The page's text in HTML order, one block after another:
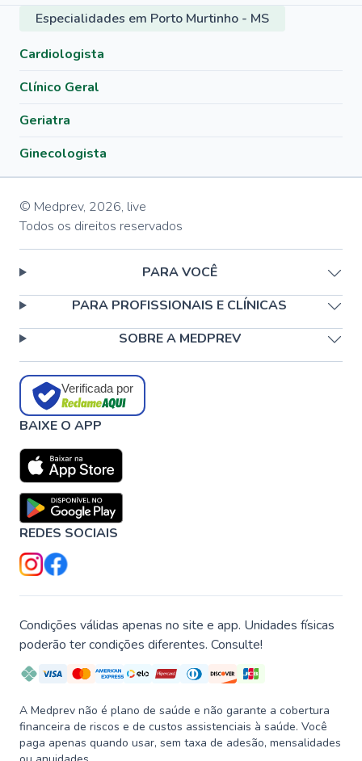
Especialidades em Porto Murtinho - MS
Cardiologista
Clínico Geral
Geriatra
Ginecologista
© Medprev, 2026, live
Todos os direitos reservados
PARA VOCÊ
PARA PROFISSIONAIS E CLÍNICAS
SOBRE A MEDPREV
Verificada por
BAIXE O APP
REDES SOCIAIS
Condições válidas apenas no site e app. Unidades físicas
poderão ter condições diferentes. Consulte!
A Medprev não é plano de saúde e não garante a cobertura
financeira de riscos e de custos assistenciais à saúde. Você
paga apenas quando usar, sem taxa de adesão, mensalidades